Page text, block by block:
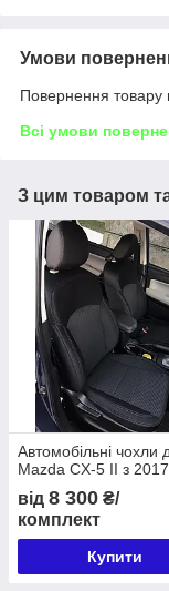
Умови
Повернення товару
Всі умови
З цим товаром
Автомобільні чохли
Mazda CX-5 II з 2017
від 8 300 ₴/
комплект
Купити